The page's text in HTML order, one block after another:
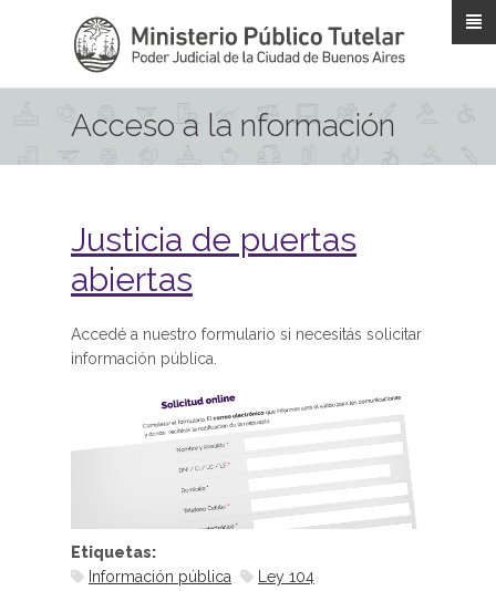
Acceso a la nformación
Justicia de puertas
abiertas
Accedé a nuestro formulario si necesitás solicitar
información pública.
Etiquetas:
Información pública
Ley 104